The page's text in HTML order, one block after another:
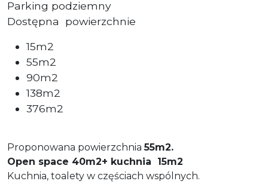
Parking podziemny
Dostępna powierzchnie
15m2
55m2
90m2
138m2
376m2
Proponowana powierzchnia55m2.
Open space 40m2+ kuchnia 15m2
Kuchnia, toalety w częściach wspólnych.